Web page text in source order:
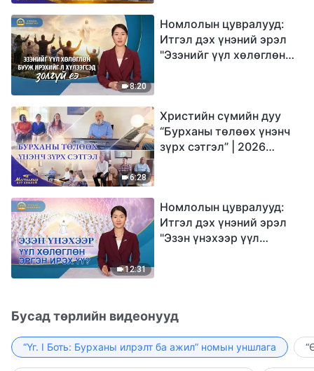
8:20
Номлолын цувралууд:
Итгэл дэх үнэний эрэл
"Эзэнийг үүл хөлөглөн
6:28
Христийн сүмийн дуу
“Бурханы төлөөх үнэнч
зүрх сэтгэл” | 2026
12:31
Номлолын цувралууд:
Итгэл дэх үнэний эрэл
"Эзэн үнэхээр үүл
Бусад төрлийн видеонууд
“Үг. I Боть: Бурханы илрэлт ба ажил” номын уншлага